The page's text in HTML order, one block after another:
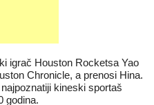
igrač Houston Rocketsa Yao
Chronicle, a prenosi Hina.
kineski sportaš
godina.